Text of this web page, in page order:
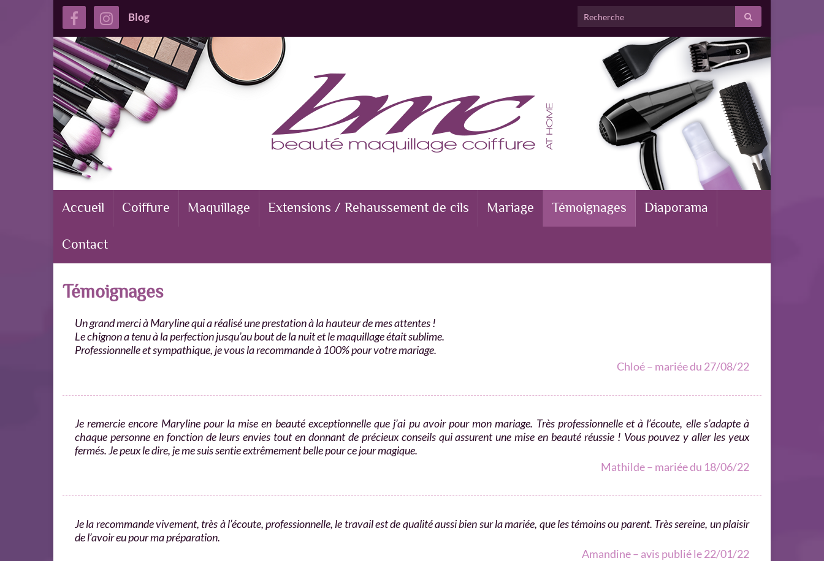
Blog
Accueil Coiffure Maquillage Extensions / Rehaussement de cils Mariage Témoignages Diaporama
Contact
Témoignages
Un grand merci à Maryline qui a réalisé une prestation à la hauteur de mes attentes !
Le chignon a tenu à la perfection jusqu’au bout de la nuit et le maquillage était sublime.
Professionnelle et sympathique, je vous la recommande à 100% pour votre mariage.
Chloé – mariée du 27/08/22
Je remercie encore Maryline pour la mise en beauté exceptionnelle que j’ai pu avoir pour mon mariage. Très professionnelle et à l’écoute, elle s’adapte à
chaque personne en fonction de leurs envies tout en donnant de précieux conseils qui assurent une mise en beauté réussie ! Vous pouvez y aller les yeux
fermés. Je peux le dire, je me suis sentie extrêmement belle pour ce jour magique.
Mathilde – mariée du 18/06/22
Je la recommande vivement, très à l’écoute, professionnelle, le travail est de qualité aussi bien sur la mariée, que les témoins ou parent. Très sereine, un plaisir
de l’avoir eu pour ma préparation.
Amandine – avis publié le 22/01/22